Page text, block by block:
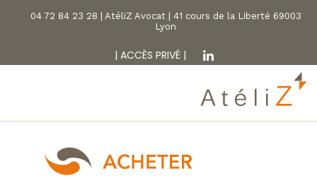
04 72 84 23 28 | AtéliZ Avocat | 41 cours de la Liberté 69003
Lyon
| ACCÈS PRIVÉ |